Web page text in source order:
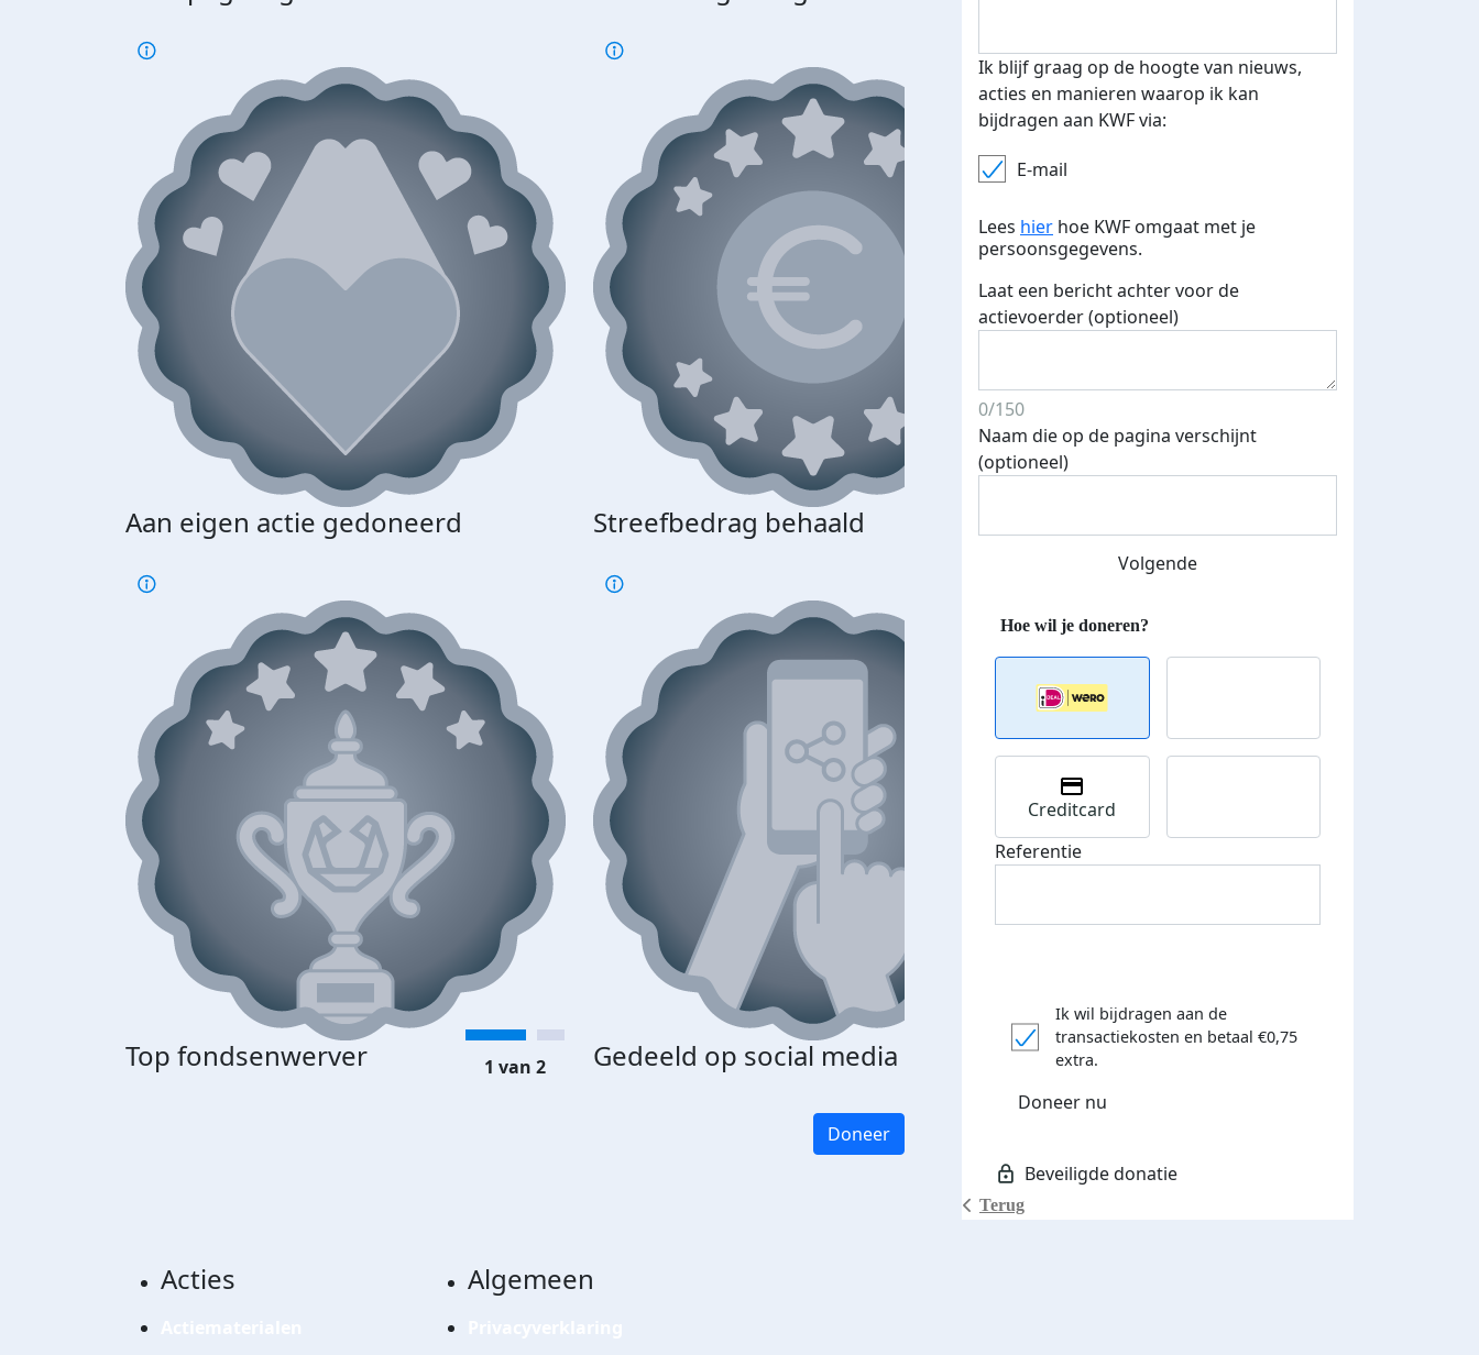
Aan eigen actie gedoneerd Streefbedrag behaald
Top fondsenwerver Gedeeld op social media Donateurs bedankt
1 van 2
Doneer
Ik blijf graag op de hoogte van nieuws,
acties en manieren waarop ik kan
bijdragen aan KWF via:
E-mail
Lees hier hoe KWF omgaat met je
persoonsgegevens.
Laat een bericht achter voor de
actievoerder (optioneel)
0/150
Naam die op de pagina verschijnt
(optioneel)
Volgende
Terug
Creditcard
Referentie
Ik wil bijdragen aan de
transactiekosten en betaal €0,75
extra.
Doneer nu
Acties Algemeen